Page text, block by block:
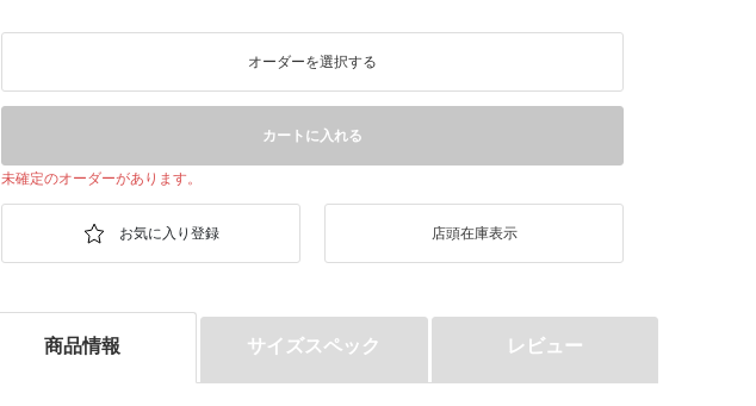
オーダーを選択する
カートに入れる
未確定のオーダーがあります。
店頭在庫表示
商品情報 サイズスペック レビュー